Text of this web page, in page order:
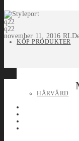
KÖP PRODUKTER
HÅRVÅRD
q22
q22
november 11, 2016